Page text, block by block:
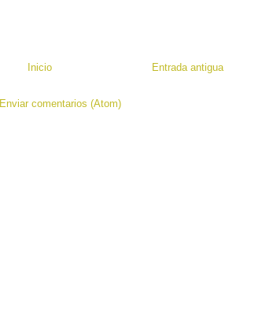
Entrada antigua
Inicio
Enviar comentarios (Atom)